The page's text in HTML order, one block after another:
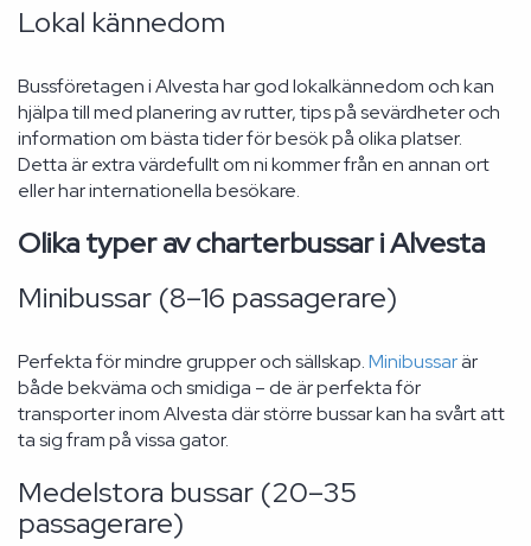
Lokal kännedom
Bussföretagen i Alvesta har god lokalkännedom och kan
hjälpa till med planering av rutter, tips på sevärdheter och
information om bästa tider för besök på olika platser.
Detta är extra värdefullt om ni kommer från en annan ort
eller har internationella besökare.
Olika typer av charterbussar i Alvesta
Minibussar (8–16 passagerare)
Perfekta för mindre grupper och sällskap.Minibussarär
både bekväma och smidiga – de är perfekta för
transporter inom Alvesta där större bussar kan ha svårt att
ta sig fram på vissa gator.
Medelstora bussar (20–35
passagerare)